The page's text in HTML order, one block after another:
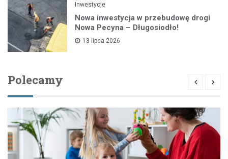
Inwestycje
Nowa inwestycja w przebudowę drogi
Nowa Pecyna – Długosiodło!
13 lipca 2026
Polecamy